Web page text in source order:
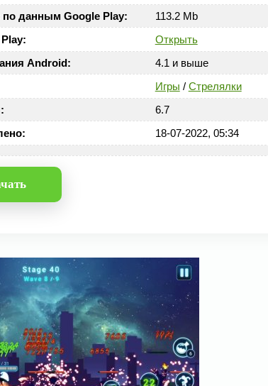
по данным Google Play:
113.2 Mb
Открыть
Android:
4.1 и выше
Игры / Стрелялки
6.7
18-07-2022, 05:34